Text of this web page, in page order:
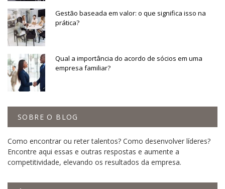
Gestão baseada em valor: o que significa isso na
prática?
Qual a importância do acordo de sócios em uma
empresa familiar?
SOBRE O BLOG
Como encontrar ou reter talentos? Como desenvolver líderes?
Encontre aqui essas e outras respostas e aumente a
competitividade, elevando os resultados da empresa.